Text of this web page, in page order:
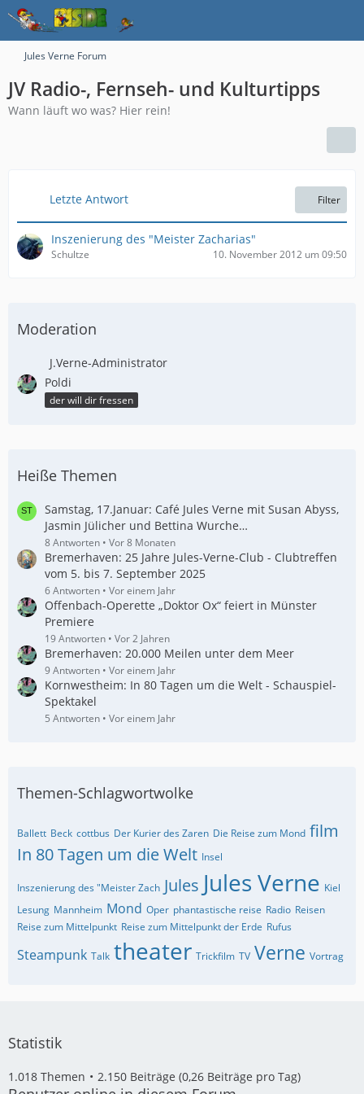
Jules Verne Forum
JV Radio-, Fernseh- und Kulturtipps
Wann läuft wo was? Hier rein!
Letzte Antwort Filter
Inszenierung des "Meister Zacharias"
Schultze 10. November 2012 um 09:50
Moderation
J.Verne-Administrator
Poldi
der will dir fressen
Heiße Themen
Samstag, 17.Januar: Café Jules Verne mit Susan Abyss,
Jasmin Jülicher und Bettina Wurche…
8 Antworten Vor 8 Monaten
Bremerhaven: 25 Jahre Jules-Verne-Club - Clubtreffen
vom 5. bis 7. September 2025
6 Antworten Vor einem Jahr
Offenbach-Operette „Doktor Ox“ feiert in Münster
Premiere
19 Antworten Vor 2 Jahren
Bremerhaven: 20.000 Meilen unter dem Meer
9 Antworten Vor einem Jahr
Kornwestheim: In 80 Tagen um die Welt - Schauspiel-
Spektakel
5 Antworten Vor einem Jahr
Themen-Schlagwortwolke
Ballett Beck cottbus Der Kurier des Zaren Die Reise zum Mond film
In 80 Tagen um die Welt Insel
Inszenierung des "Meister Zach Jules Jules Verne Kiel
Lesung Mannheim Mond Oper phantastische reise Radio Reisen
Reise zum Mittelpunkt Reise zum Mittelpunkt der Erde Rufus
Steampunk Talk theater Trickfilm TV Verne Vortrag
Statistik
1.018 Themen 2.150 Beiträge (0,26 Beiträge pro Tag)